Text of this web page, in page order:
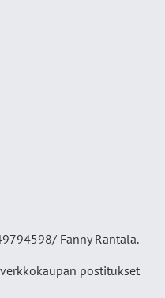
Fanny Rantala.
postitukset